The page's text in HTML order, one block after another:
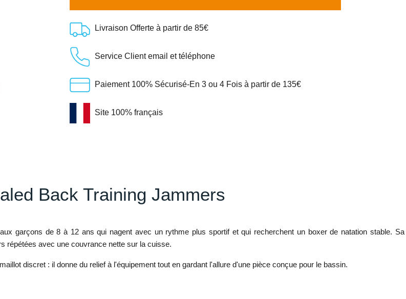
Livraison Offerte à partir de 85€
Service Client email et téléphone
Paiement 100% Sécurisé-En 3 ou 4 Fois à partir de 135€
Site 100% français
Back Training Jammers
garçons de 8 à 12 ans qui nagent avec un rythme plus sportif et qui recherchent un boxer de natation stable. Sa
répétées avec une couvrance nette sur la cuisse.
discret : il donne du relief à l'équipement tout en gardant l'allure d'une pièce conçue pour le bassin.